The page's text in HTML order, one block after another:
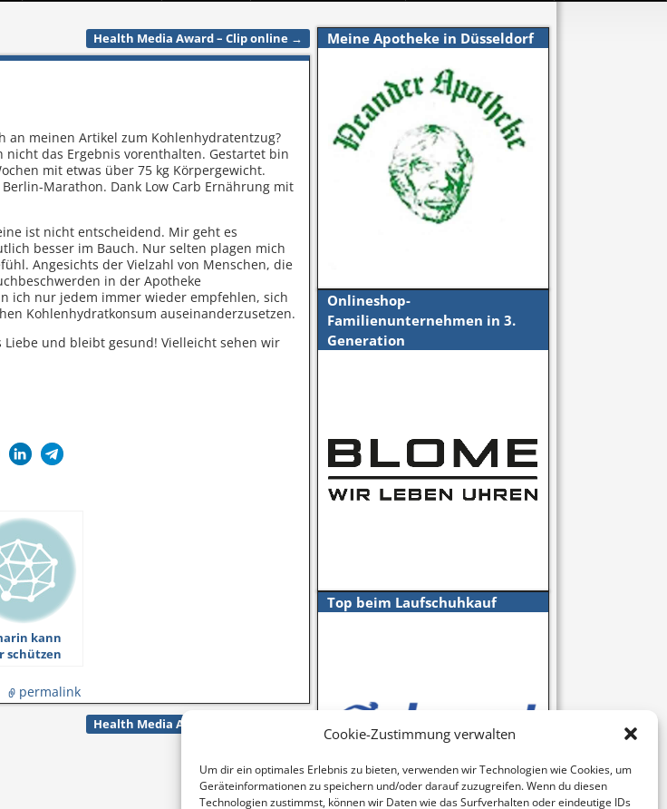
Cookie-Zustimmung verwalten
Um dir ein optimales Erlebnis zu bieten, verwenden wir Technologien wie Cookies, um
Geräteinformationen zu speichern und/oder darauf zuzugreifen. Wenn du diesen
Technologien zustimmst, können wir Daten wie das Surfverhalten oder eindeutige IDs
Health Media Award – Clip online →
an meinen Artikel zum Kohlenhydratentzug?
nicht das Ergebnis vorenthalten. Gestartet bin
mit etwas über 75 kg Körpergewicht.
Berlin-Marathon. Dank Low Carb Ernährung mit
ist nicht entscheidend. Mir geht es
besser im Bauch. Nur selten plagen mich
Angesichts der Vielzahl von Menschen, die
in der Apotheke
ich nur jedem immer wieder empfehlen, sich
Kohlenhydratkonsum auseinanderzusetzen.
Liebe und bleibt gesund! Vielleicht sehen wir
kann
schützen
permalink
Health Media Award – Clip online
Meine Apotheke in Düsseldorf
Onlineshop-
Familienunternehmen in 3.
Generation
Top beim Laufschuhkauf